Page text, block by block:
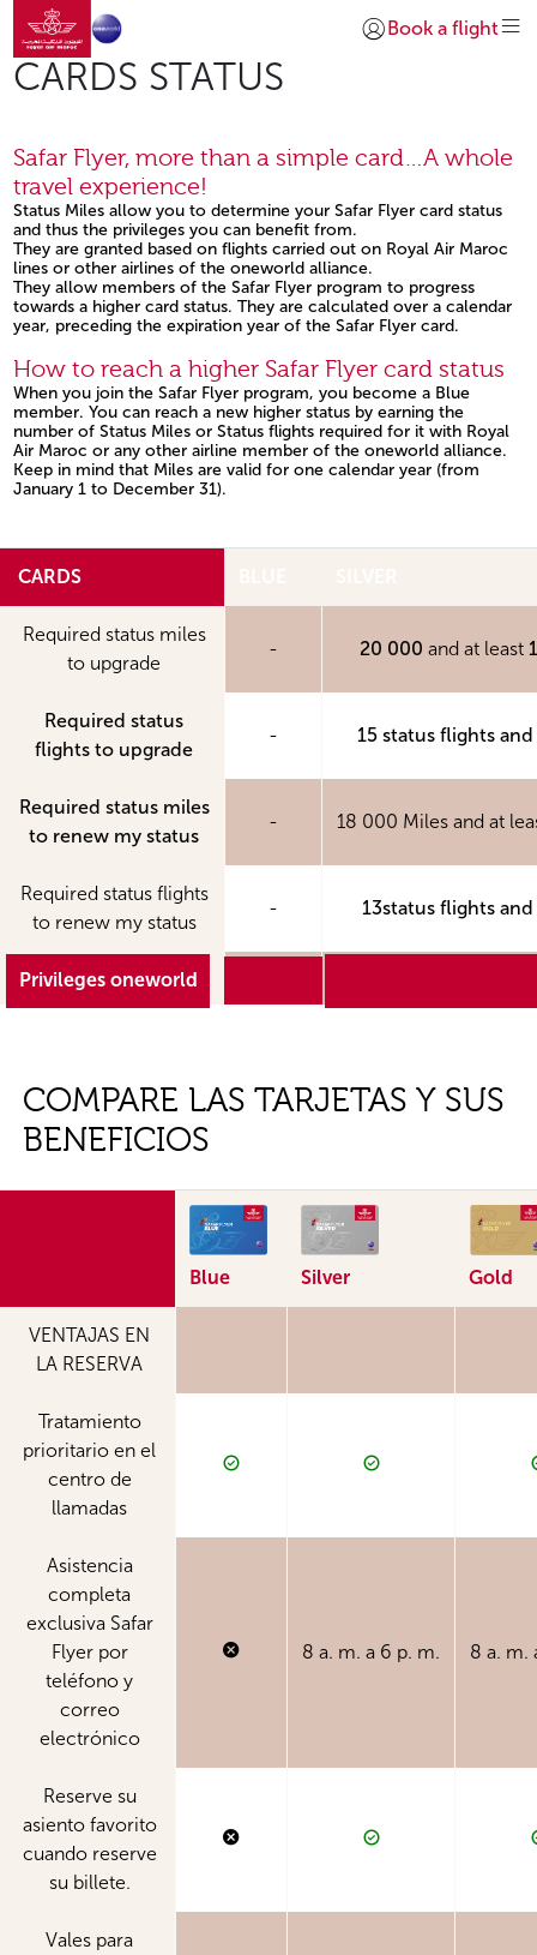
Saltar al contenido principal
Ir a la página de inicio
Iniciar sesión |
Book a flight
CARDS STATUS
Safar Flyer, more than a simple card…A whole
travel experience!
Status Miles allow you to determine your Safar Flyer card status
and thus the privileges you can benefit from.
They are granted based on flights carried out on Royal Air Maroc
lines or other airlines of the oneworld alliance.
They allow members of the Safar Flyer program to progress
towards a higher card status. They are calculated over a calendar
year, preceding the expiration year of the Safar Flyer card.
Open in a new window
How to reach a higher Safar Flyer card status
When you join the Safar Flyer program, you become a Blue
member. You can reach a new higher status by earning the
number of Status Miles or Status flights required for it with Royal
Air Maroc or any other airline member of the oneworld alliance.
Keep in mind that Miles are valid for one calendar year (from
January 1 to December 31).
CARDS
Required status miles
to upgrade
- 20 000 and at least
Required status
flights to upgrade
- 15 status flights
Required status miles
to renew my status
- 18 000 Miles and at
Required status flights
to renew my status
- 13status flights
Privileges oneworld
COMPARE LAS TARJETAS Y SUS
BENEFICIOS
Blue Silver Gold
VENTAJAS EN
LA RESERVA
Tratamiento
prioritario en el
centro de
llamadas
Asistencia
completa
exclusiva Safar
Flyer por
teléfono y
correo
electrónico
8 a. m. a 6 p. m. 8 a. m.
Reserve su
asiento favorito
cuando reserve
su billete.
Vales para